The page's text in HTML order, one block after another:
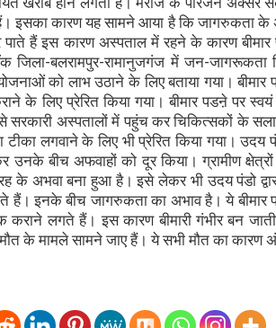
कारण यह सामने आया है कि जागरुकता के
पाते हैं इस कारण अस्पताल में रहने के कारण
जिला-बलरामपुर-रामानुजगंज में जन-जागरूकता
को लाभ उठाने के लिए बताया गया। बीमार
के लिए प्रेरित किया गया। बीमार पडऩे पर
अस्पतालों में पहुंच कर चिकित्सकों के
टीका लगवाने के लिए भी प्रेरित किया गया।
बीच अफवाहों को दूर किया। ग्रामीण
के अभवा बना हुआ है। इसे लेकर भी उदय पंडो
हैं। इनके बीच जागरुकता का अभाव है। ये
लगते हैं। इस कारण बीमारी गंभीर बन
मौत के मामले सामने जाए हैं। ये सभी मौत का